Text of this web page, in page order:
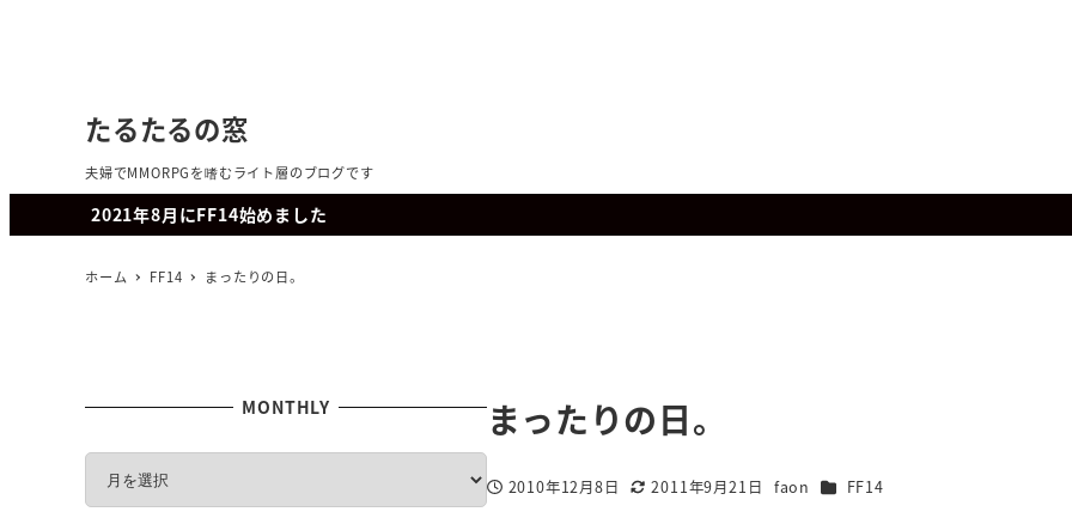
たるたるの窓
夫婦でMMORPGを嗜むライト層のブログです
2021年8月にFF14始めました
ホーム FF14 まったりの日。
まったりの日。
投稿日
2010年12月8日
更新日
2011年9月21日
著
faon カテゴリー
FF14
MONTHLY